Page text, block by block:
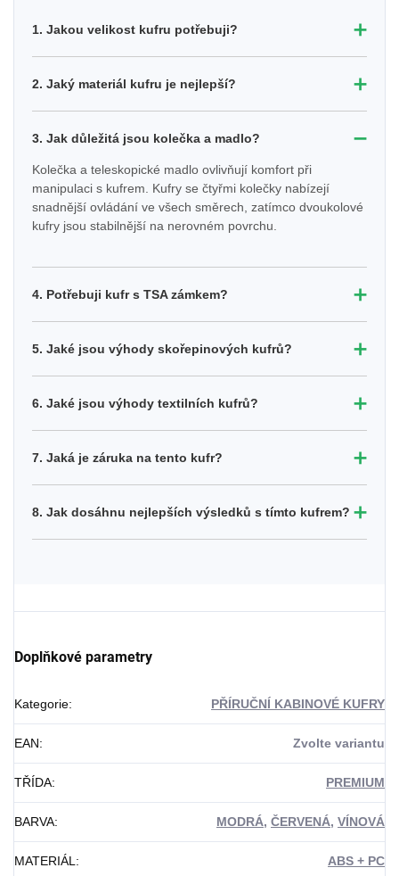
1. Jakou velikost kufru potřebuji? ➕
2. Jaký materiál kufru je nejlepší? ➕
3. Jak důležitá jsou kolečka a madlo? ➖
Kolečka a teleskopické madlo ovlivňují komfort při
manipulaci s kufrem. Kufry se čtyřmi kolečky nabízejí
snadnější ovládání ve všech směrech, zatímco dvoukolové
kufry jsou stabilnější na nerovném povrchu.
4. Potřebuji kufr s TSA zámkem? ➕
5. Jaké jsou výhody skořepinových kufrů? ➕
6. Jaké jsou výhody textilních kufrů? ➕
7. Jaká je záruka na tento kufr? ➕
8. Jak dosáhnu nejlepších výsledků s tímto kufrem? ➕
Doplňkové parametry
Kategorie: PŘÍRUČNÍ KABINOVÉ KUFRY
EAN: Zvolte variantu
TŘÍDA: PREMIUM
BARVA: MODRÁ, ČERVENÁ, VÍNOVÁ
MATERIÁL : ABS + PC